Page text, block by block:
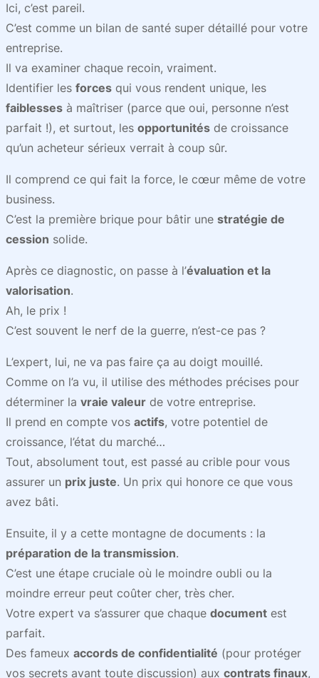
Ici, c’est pareil.
C’est comme un bilan de santé super détaillé pour votre
entreprise.
Il va examiner chaque recoin, vraiment.
Identifier les forces qui vous rendent unique, les
faiblesses à maîtriser (parce que oui, personne n’est
parfait !), et surtout, les opportunités de croissance
qu’un acheteur sérieux verrait à coup sûr.
Il comprend ce qui fait la force, le cœur même de votre
business.
C’est la première brique pour bâtir une stratégie de
cession solide.
Après ce diagnostic, on passe à l’évaluation et la
valorisation.
Ah, le prix !
C’est souvent le nerf de la guerre, n’est-ce pas ?
L’expert, lui, ne va pas faire ça au doigt mouillé.
Comme on l’a vu, il utilise des méthodes précises pour
déterminer la vraie valeur de votre entreprise.
Il prend en compte vos actifs, votre potentiel de
croissance, l’état du marché…
Tout, absolument tout, est passé au crible pour vous
assurer un prix juste. Un prix qui honore ce que vous
avez bâti.
Ensuite, il y a cette montagne de documents : la
préparation de la transmission.
C’est une étape cruciale où le moindre oubli ou la
moindre erreur peut coûter cher, très cher.
Votre expert va s’assurer que chaque document est
parfait.
Des fameux accords de confidentialité (pour protéger
vos secrets avant toute discussion) aux contrats finaux,